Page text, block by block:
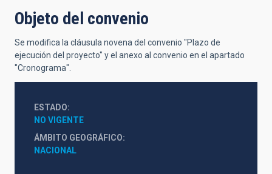
Objeto del convenio
Se modifica la cláusula novena del convenio "Plazo de
ejecución del proyecto" y el anexo al convenio en el apartado
"Cronograma".
ESTADO
NO VIGENTE
ÁMBITO GEOGRÁFICO
NACIONAL